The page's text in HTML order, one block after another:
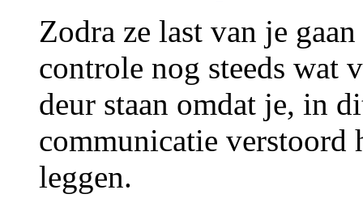
Zodra ze last van je
controle nog steeds wat
deur staan omdat je, in
communicatie verstoord
leggen.